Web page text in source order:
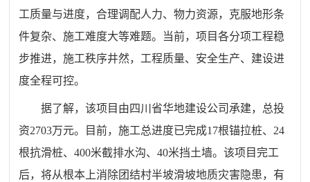
工质量与进度，合理调配人力、物力资源，克服地形条
件复杂、施工难度大等难题。当前，项目各分项工程稳
步推进，施工秩序井然，工程质量、安全生产、建设进
度全程可控。
据了解，该项目由四川省华地建设公司承建，总投
资2703万元。目前，施工总进度已完成17根锚拉桩、24
根抗滑桩、400米截排水沟、40米挡土墙。该项目完工
后，将从根本上消除团结村半坡滑坡地质灾害隐患，有